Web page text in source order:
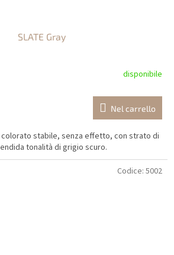
SLATE Gray
disponibile
Nel carrello
colorato stabile, senza effetto, con strato di
tonalità di grigio scuro.
Codice: 5002